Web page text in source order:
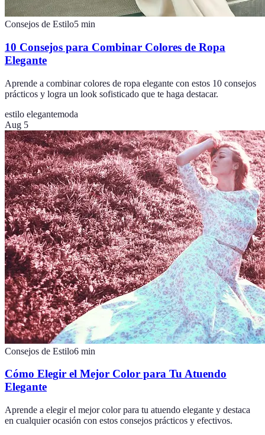
Consejos de Estilo5 min
10 Consejos para Combinar Colores de Ropa
Elegante
Aprende a combinar colores de ropa elegante con estos 10 consejos
prácticos y logra un look sofisticado que te haga destacar.
estilo elegantemoda
Aug 5
Consejos de Estilo6 min
Cómo Elegir el Mejor Color para Tu Atuendo
Elegante
Aprende a elegir el mejor color para tu atuendo elegante y destaca
en cualquier ocasión con estos consejos prácticos y efectivos.